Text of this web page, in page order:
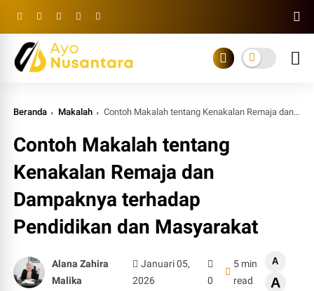
Beranda Makalah Contoh Makalah tentang Kenakalan Remaja dan Dampaknya terhadap Pendidikan dan Masyarakat
Contoh Makalah tentang
Kenakalan Remaja dan
Dampaknya terhadap
Pendidikan dan Masyarakat
Alana Zahira
Malika
Januari 05,
2026
0
5 min
read
A
A